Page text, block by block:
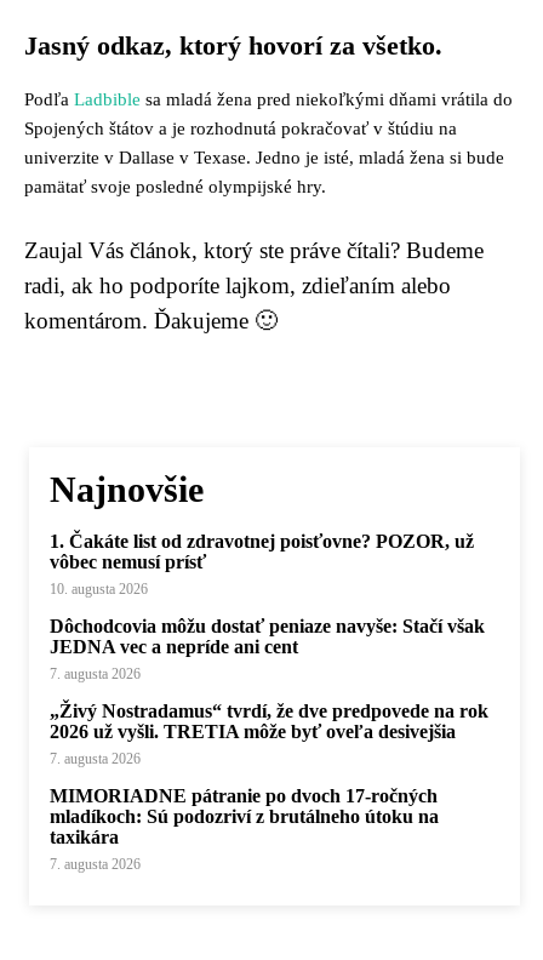
Jasný odkaz, ktorý hovorí za všetko.
Podľa Ladbible sa mladá žena pred niekoľkými dňami vrátila do
Spojených štátov a je rozhodnutá pokračovať v štúdiu na
univerzite v Dallase v Texase. Jedno je isté, mladá žena si bude
pamätať svoje posledné olympijské hry.
Zaujal Vás článok, ktorý ste práve čítali? Budeme
radi, ak ho podporíte lajkom, zdieľaním alebo
komentárom. Ďakujeme 🙂
Najnovšie
1. Čakáte list od zdravotnej poisťovne? POZOR, už
vôbec nemusí prísť
10. augusta 2026
Dôchodcovia môžu dostať peniaze navyše: Stačí však
JEDNA vec a nepríde ani cent
7. augusta 2026
„Živý Nostradamus“ tvrdí, že dve predpovede na rok
2026 už vyšli. TRETIA môže byť oveľa desivejšia
7. augusta 2026
MIMORIADNE pátranie po dvoch 17-ročných
mladíkoch: Sú podozriví z brutálneho útoku na
taxikára
7. augusta 2026